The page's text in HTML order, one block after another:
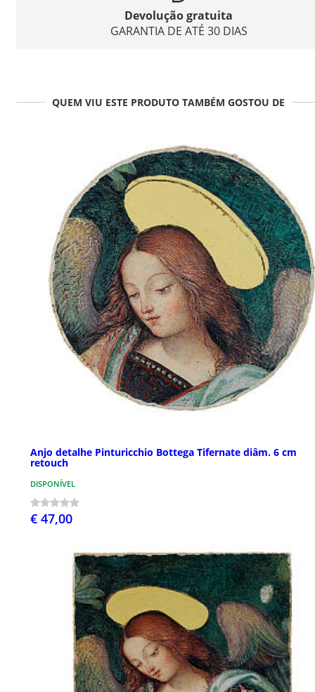
Devolução gratuita
GARANTIA DE ATÉ 30 DIAS
QUEM VIU ESTE PRODUTO TAMBÉM GOSTOU DE
Anjo detalhe Pinturicchio Bottega Tifernate diâm. 6 cm
retouch
DISPONÍVEL
€ 47,00